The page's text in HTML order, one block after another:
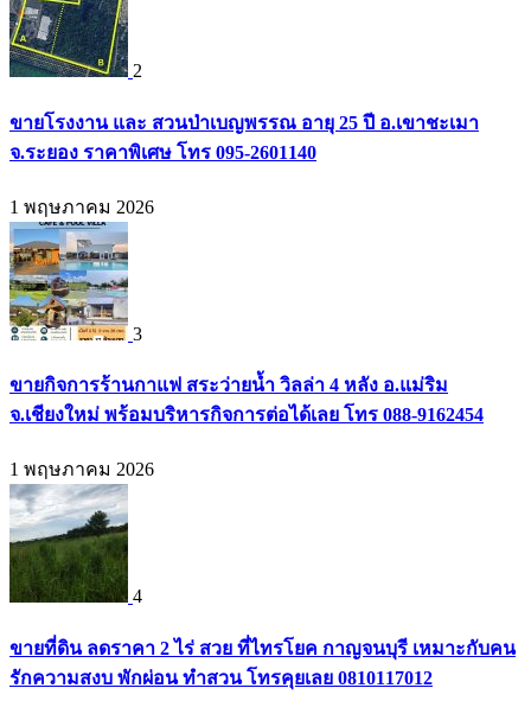
2
ขายโรงงาน และ สวนป่าเบญพรรณ อายุ 25 ปี อ.เขาชะเมา
จ.ระยอง ราคาพิเศษ โทร 095-2601140
1 พฤษภาคม 2026
3
ขายกิจการร้านกาแฟ สระว่ายน้ำ วิลล่า 4 หลัง อ.แม่ริม
จ.เชียงใหม่ พร้อมบริหารกิจการต่อได้เลย โทร 088-9162454
1 พฤษภาคม 2026
4
ขายที่ดิน ลดราคา 2 ไร่ สวย ที่ไทรโยค กาญจนบุรี เหมาะกับคน
รักความสงบ พักผ่อน ทำสวน โทรคุยเลย 0810117012